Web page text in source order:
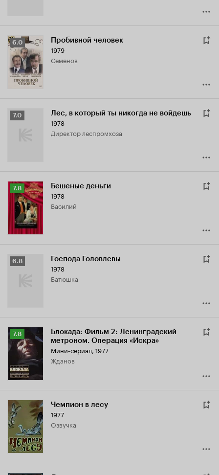
Рейтинг
Кинопоиска
6.0
6.0 Пробивной человек
1979
Семенов
Рейтинг
7.0 Лес, в который ты никогда не войдешь
1978
директор леспромхоза
Рейтинг
Кинопоиска
7.8
7.8 Бешеные деньги
1978
Василий
Рейтинг
6.8 Господа Головлевы
1978
батюшка
Рейтинг
Кинопоиска
7.8
7.8
Блокада: Фильм 2: Ленинградский
метроном. Операция «Искра»
Мини-сериал, 1977
Жданов
Чемпион в лесу
1977
озвучка